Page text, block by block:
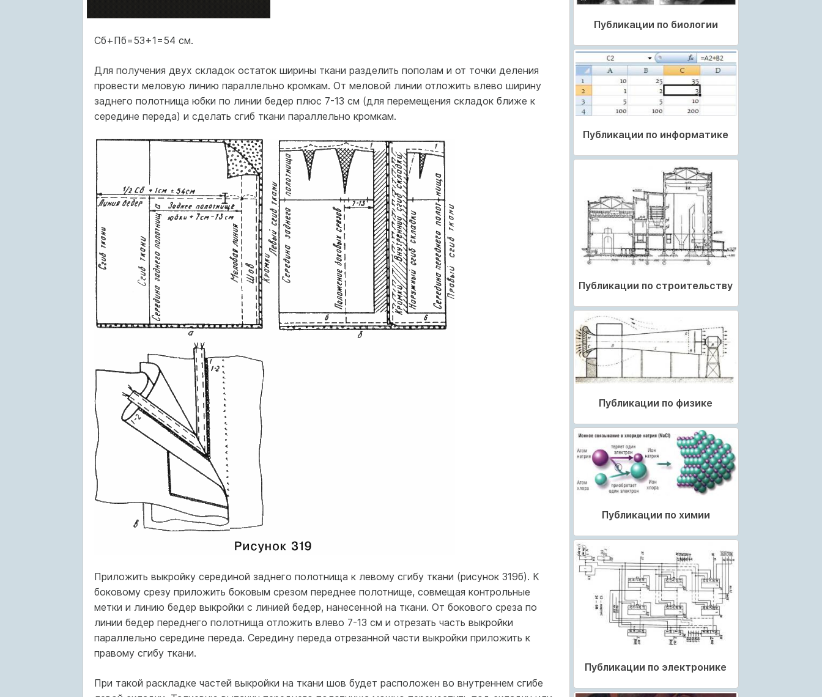
Сб+Пб=53+1=54 см.
Для получения двух складок остаток ширины ткани разделить пополам и от точки деления
провести меловую линию параллельно кромкам. От меловой линии отложить влево ширину
заднего полотнища юбки по линии бедер плюс 7-13 см (для перемещения складок ближе к
середине переда) и сделать сгиб ткани параллельно кромкам.
Приложить выкройку серединой заднего полотнища к левому сгибу ткани (рисунок 319б). К
боковому срезу приложить боковым срезом переднее полотнище, совмещая контрольные
метки и линию бедер выкройки с линией бедер, нанесенной на ткани. От бокового среза по
линии бедер переднего полотнища отложить влево 7-13 см и отрезать часть выкройки
параллельно середине переда. Середину переда отрезанной части выкройки приложить к
правому сгибу ткани.
При такой раскладке частей выкройки на ткани шов будет расположен во внутреннем сгибе
Публикации по биологии
Публикации по информатике
Публикации по строительству
Публикации по физике
Публикации по химии
Публикации по электронике